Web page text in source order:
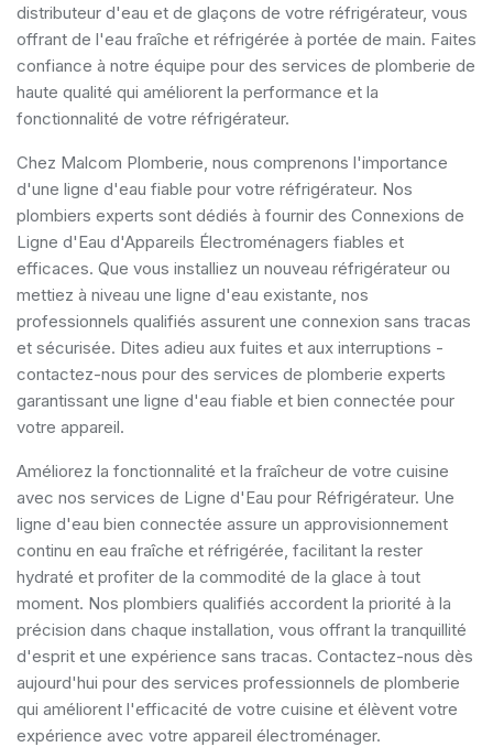
distributeur d'eau et de glaçons de votre réfrigérateur, vous
offrant de l'eau fraîche et réfrigérée à portée de main. Faites
confiance à notre équipe pour des services de plomberie de
haute qualité qui améliorent la performance et la
fonctionnalité de votre réfrigérateur.
Chez Malcom Plomberie, nous comprenons l'importance
d'une ligne d'eau fiable pour votre réfrigérateur. Nos
plombiers experts sont dédiés à fournir des Connexions de
Ligne d'Eau d'Appareils Électroménagers fiables et
efficaces. Que vous installiez un nouveau réfrigérateur ou
mettiez à niveau une ligne d'eau existante, nos
professionnels qualifiés assurent une connexion sans tracas
et sécurisée. Dites adieu aux fuites et aux interruptions -
contactez-nous pour des services de plomberie experts
garantissant une ligne d'eau fiable et bien connectée pour
votre appareil.
Améliorez la fonctionnalité et la fraîcheur de votre cuisine
avec nos services de Ligne d'Eau pour Réfrigérateur. Une
ligne d'eau bien connectée assure un approvisionnement
continu en eau fraîche et réfrigérée, facilitant la rester
hydraté et profiter de la commodité de la glace à tout
moment. Nos plombiers qualifiés accordent la priorité à la
précision dans chaque installation, vous offrant la tranquillité
d'esprit et une expérience sans tracas. Contactez-nous dès
aujourd'hui pour des services professionnels de plomberie
qui améliorent l'efficacité de votre cuisine et élèvent votre
expérience avec votre appareil électroménager.